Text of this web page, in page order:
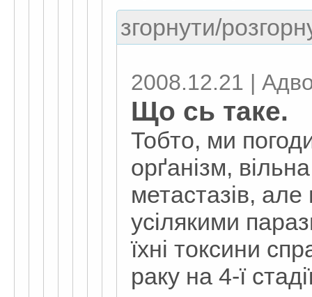
згорнути/
2008.12.21 |
Що сь таке.
Тобто, ми
орґанізм,
метастазів,
усілякими
їхні токсини
раку на 4-ї